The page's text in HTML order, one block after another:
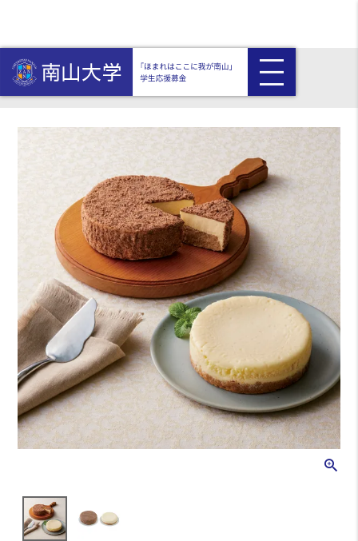
HOME
返礼品付き
ネージュフロマージュ･Theプレミアムケーキセット